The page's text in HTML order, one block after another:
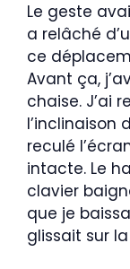
Le geste
a relâché
ce
Avant ça,
chaise. J’ai
l’inclinaison
reculé
intacte. Le
clavier
que je
glissait sur